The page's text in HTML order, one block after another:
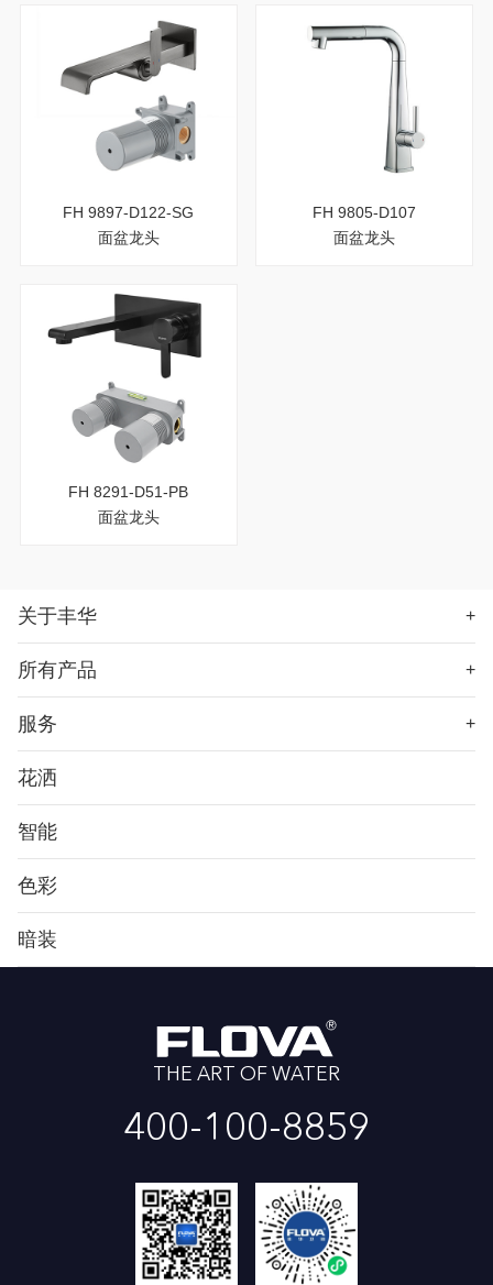
FH 9897-D122-SG
面盆龙头
FH 9805-D107
面盆龙头
FH 8291-D51-PB
面盆龙头
关于丰华 +
所有产品 +
服务 +
花洒
智能
色彩
暗装
THE ART OF WATER
400-100-8859